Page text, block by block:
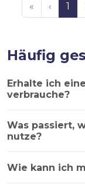
« ‹ 1
Häufig
Erhalte ich
verbrauche?
Was passiert,
nutze?
Wie kann ich